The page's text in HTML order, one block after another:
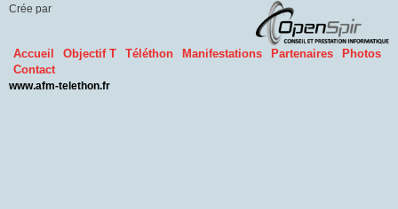
Crée par
Accueil Objectif T Téléthon Manifestations Partenaires
Photos
Contact
www.afm-telethon.fr